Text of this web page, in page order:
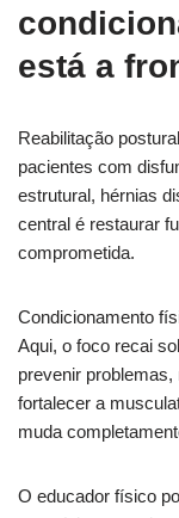
está a
Reabilitação
pacientes com
estrutural, hérnias
central é restaurar
comprometida.
Condicionamento
Aqui, o foco recai
prevenir
fortalecer a
muda
O educador físico